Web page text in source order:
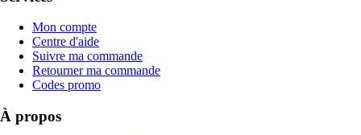
Mon compte
Centre d'aide
Suivre ma commande
Retourner ma commande
Codes promo
À propos